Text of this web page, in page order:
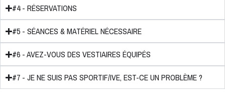
#4 - RÉSERVATIONS
#5 - SÉANCES & MATÉRIEL NÉCESSAIRE
#6 - AVEZ-VOUS DES VESTIAIRES ÉQUIPÉS
#7 - JE NE SUIS PAS SPORTIF/IVE, EST-CE UN PROBLÈME ?